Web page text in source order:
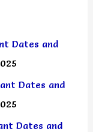
Dates and
Dates and
Dates and